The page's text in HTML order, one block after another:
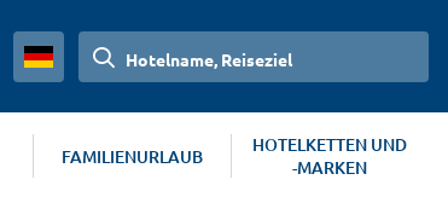
Hotelname, Reiseziel
FAMILIENURLAUB
HOTELKETTEN UND
-MARKEN